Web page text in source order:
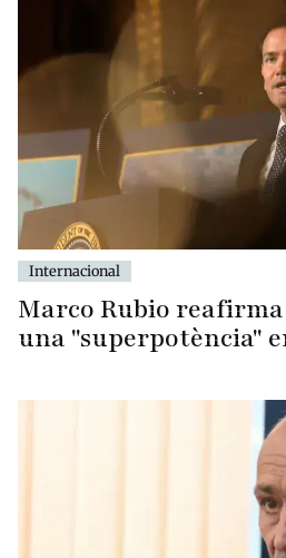
Internacional
Marco Rubio reafirma
una "superpotència"